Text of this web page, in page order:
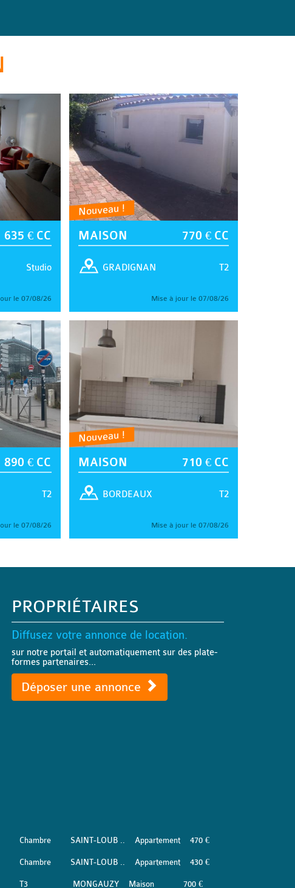
635 € CC
Studio
le 07/08/26
Nouveau !
MAISON 770 € CC
T2
GRADIGNAN
Mise à jour le 07/08/26
890 € CC
T2
le 07/08/26
Nouveau !
MAISON 710 € CC
T2
BORDEAUX
Mise à jour le 07/08/26
PROPRIÉTAIRES
Diffusez votre annonce de location.
sur notre portail et automatiquement sur des plate-
formes partenaires...
Déposer une annonce
Chambre SAINT-LOUB .. Appartement 470 €
Chambre SAINT-LOUB .. Appartement 430 €
T3 MONGAUZY Maison 700 €